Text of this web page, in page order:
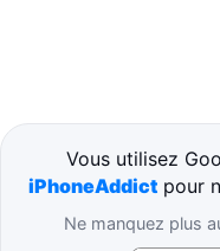
Vous utilisez
iPhoneAddict pour
Ne manquez plus